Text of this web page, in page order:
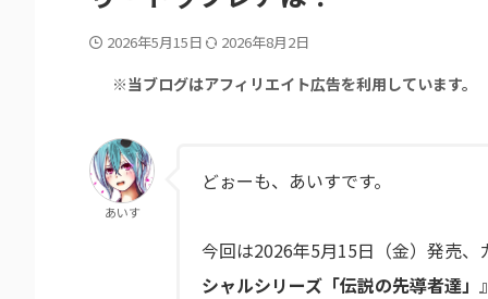
2026年5月15日 2026年8月2日
※当ブログはアフィリエイト広告を利用しています。
あいす
どぉーも、あいすです。
今回は2026年5月15日（金）発売
シャルシリーズ「伝説の先導者達」